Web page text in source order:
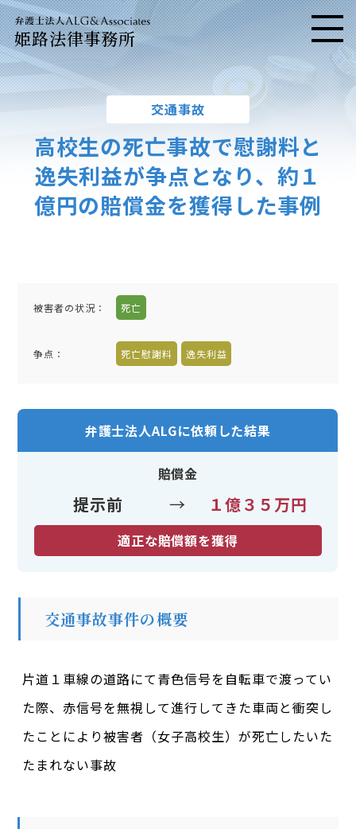
姫路法律事務所 メニ
交通事故
高校生の死亡事故で慰謝料と
逸失利益が争点となり、約１
億円の賠償金を獲得した事例
被害者の状況： 死亡
争点： 死亡慰謝料 逸失利益
弁護士法人ALGに依頼した結果
賠償金
提示前 → １億３５万円
適正な賠償額を獲得
交通事故事件の概要
片道１車線の道路にて青色信号を自転車で渡ってい
た際、赤信号を無視して進行してきた車両と衝突し
たことにより被害者（女子高校生）が死亡したいた
たまれない事故